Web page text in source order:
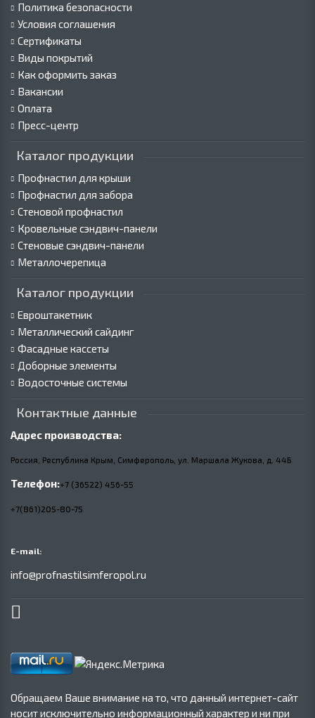
Политика безопасности
Условия соглашения
Сертификаты
Виды покрытий
Как оформить заказ
Вакансии
Оплата
Пресс-центр
Каталог продукции
Профнастил для крыши
Профнастил для забора
Стеновой профнастил
Кровельные сэндвич-панели
Стеновые сэндвич-панели
Металлочерепица
Каталог продукции
Евроштакетник
Металлический сайдинг
Фасадные кассеты
Доборные элементы
Водосточные системы
Контактные данные
Адрес производства:
Россия, Республика Крым, Симферополь, ул. Маршала Жукова, д. 44Б
Телефон:+7 (36522) 456-55
+7(861)205-80-75
E-mail:
info@profnastilsimferopol.ru
Обращаем Ваше внимание на то, что данный интернет-сайт
носит исключительно информационный характер и ни при